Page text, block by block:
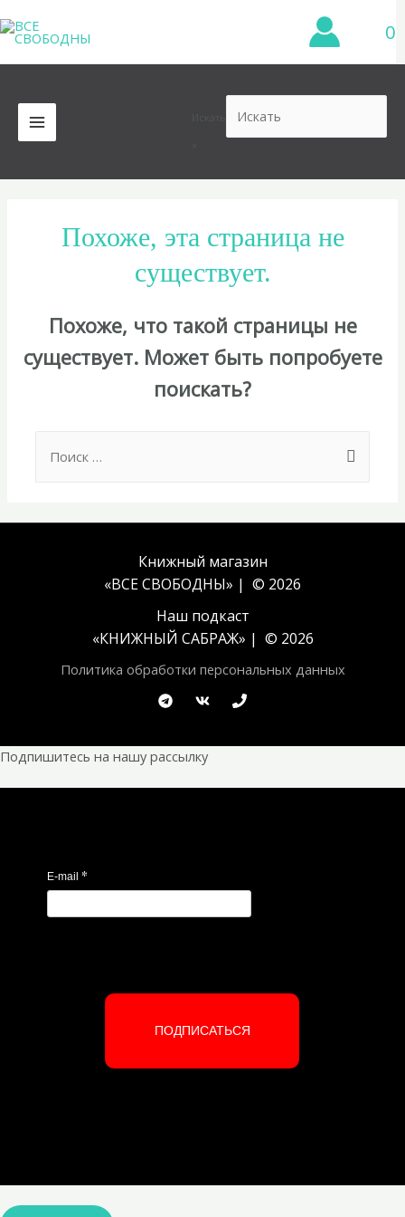
к
содержимому
0
MAIN
MENU
Похоже, эта страница не
существует.
Похоже, что такой страницы не
существует. Может быть попробуете
поискать?
for:
Книжный магазин
«ВСЕ СВОБОДНЫ» | © 2026
Наш подкаст
«КНИЖНЫЙ САБРАЖ» | © 2026
Политика обработки персональных данных
Подпишитесь на нашу рассылку
E-mail *
ПОДПИСАТЬСЯ